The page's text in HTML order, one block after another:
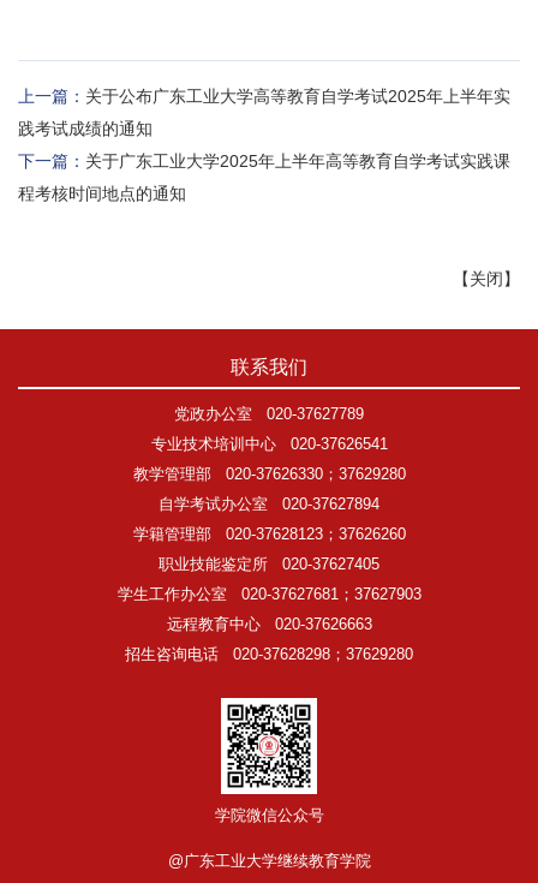
上一篇： 关于公布广东工业大学高等教育自学考试2025年上半年实
践考试成绩的通知
下一篇： 关于广东工业大学2025年上半年高等教育自学考试实践课
程考核时间地点的通知
【关闭】
联系我们
党政办公室
020-37627789
专业技术培训中心
020-37626541
教学管理部
020-37626330；37629280
自学考试办公室
020-37627894
学籍管理部
020-37628123；37626260
职业技能鉴定所
020-37627405
学生工作办公室
020-37627681；37627903
远程教育中心
020-37626663
招生咨询电话
020-37628298；37629280
学院微信公众号
@广东工业大学继续教育学院